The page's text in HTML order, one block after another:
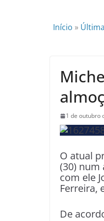
Início »
1 de outubro
O atual
(30) num
com ele
Ferreira,
De